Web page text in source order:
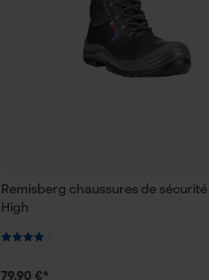
Remisberg chaussures de
High
79,90 €*